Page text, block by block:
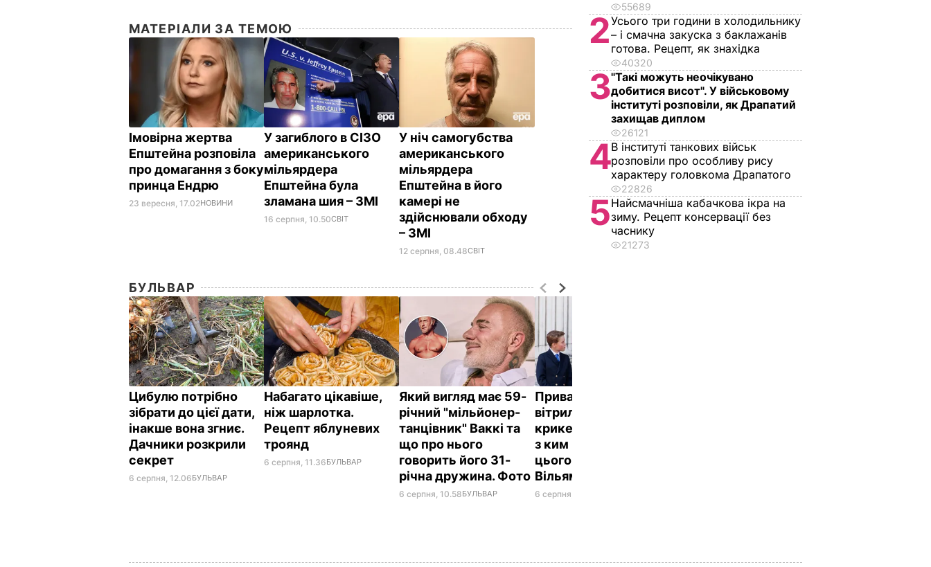
МАТЕРІАЛИ ЗА ТЕМОЮ
Імовірна жертва
Епштейна розповіла
про домагання з боку
принца Ендрю
23 вересня, 17.02НОВИНИ
У загиблого в СІЗО
американського
мільярдера
Епштейна була
зламана шия – ЗМІ
16 серпня, 10.50СВІТ
У ніч самогубства
американського
мільярдера
Епштейна в його
камері не
здійснювали обходу
– ЗМІ
12 серпня, 08.48СВІТ
БУЛЬВАР
Цибулю потрібно
зібрати до цієї дати,
інакше вона згниє.
Дачники розкрили
секрет
6 серпня, 12.06БУЛЬВАР
Набагато цікавіше,
ніж шарлотка.
Рецепт яблуневих
троянд
6 серпня, 11.36БУЛЬВАР
Який вигляд має 59-
річний "мільйонер-
танцівник" Ваккі та
що про нього
говорить його 31-
річна дружина. Фото
6 серпня, 10.58БУЛЬВАР
Приватний острів,
вітрильний спорт,
крикет на пляжі. Де і
з ким відпочиває
цього літа принц
Вільям
6 серпня, 09.54
55689
2Усього три години в холодильнику
– і смачна закуска з баклажанів
готова. Рецепт, як знахідка
40320
3"Такі можуть неочікувано
добитися висот". У військовому
інституті розповіли, як Драпатий
захищав диплом
26121
4В інституті танкових військ
розповіли про особливу рису
характеру головкома Драпатого
22826
5Найсмачніша кабачкова ікра на
зиму. Рецепт консервації без
часнику
21273